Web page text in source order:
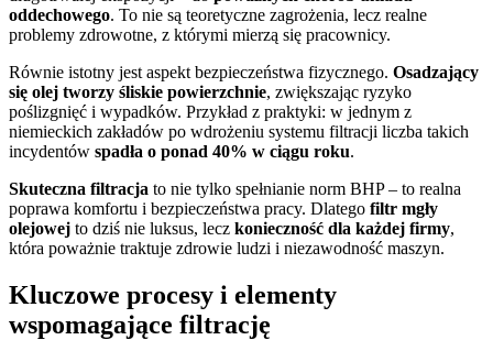
oddechowego. To nie są teoretyczne zagrożenia, lecz realne
problemy zdrowotne, z którymi mierzą się pracownicy.
Równie istotny jest aspekt bezpieczeństwa fizycznego. Osadzający
się olej tworzy śliskie powierzchnie, zwiększając ryzyko
poślizgnięć i wypadków. Przykład z praktyki: w jednym z
niemieckich zakładów po wdrożeniu systemu filtracji liczba takich
incydentów spadła o ponad 40% w ciągu roku.
Skuteczna filtracja to nie tylko spełnianie norm BHP – to realna
poprawa komfortu i bezpieczeństwa pracy. Dlatego filtr mgły
olejowej to dziś nie luksus, lecz konieczność dla każdej firmy,
która poważnie traktuje zdrowie ludzi i niezawodność maszyn.
Kluczowe procesy i elementy
wspomagające filtrację